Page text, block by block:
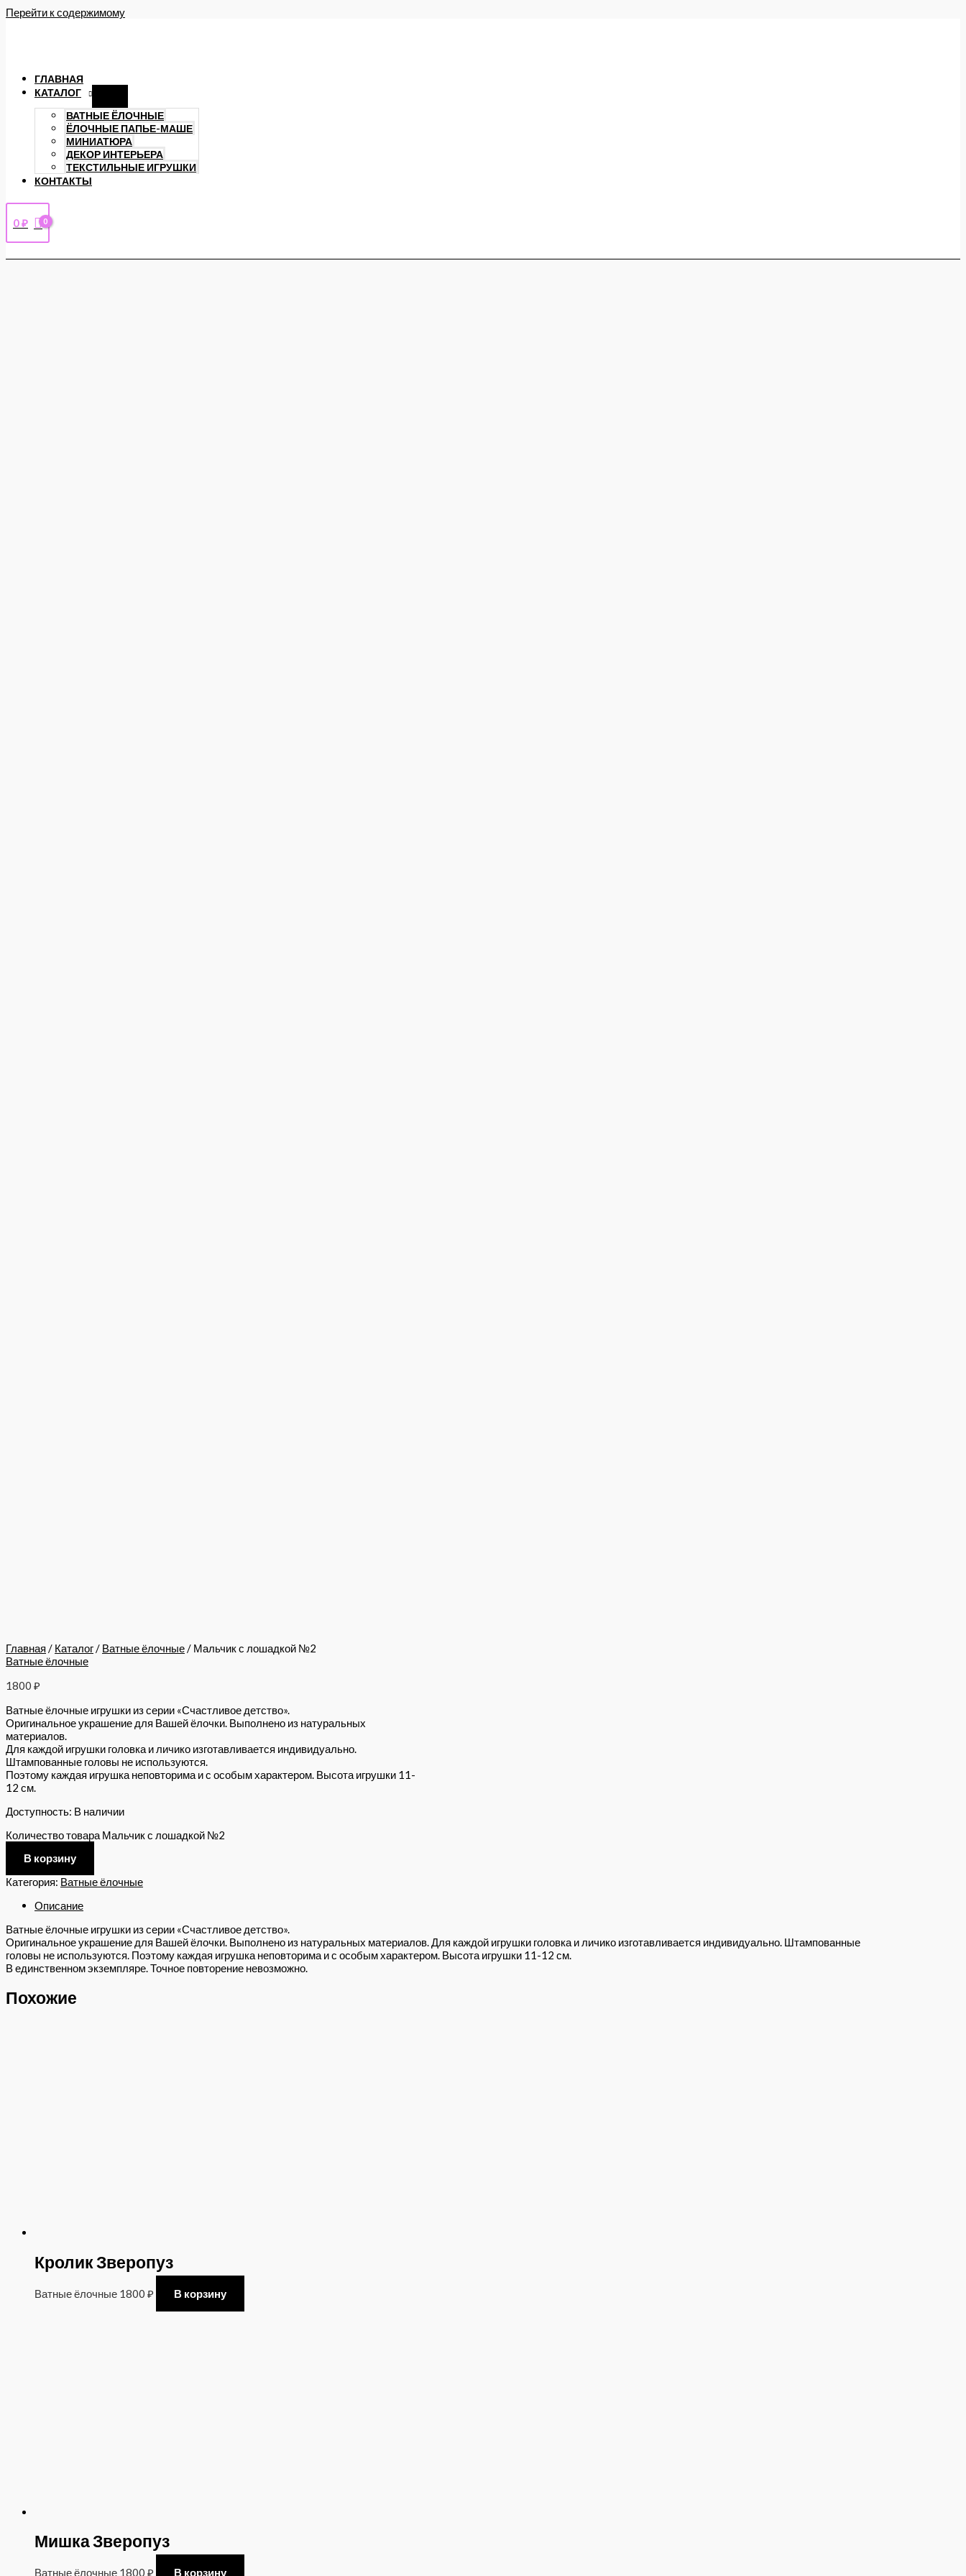
Перейти к содержимому
ГЛАВНАЯ
КАТАЛОГ
ВАТНЫЕ ЁЛОЧНЫЕ
ЁЛОЧНЫЕ ПАПЬЕ-МАШЕ
МИНИАТЮРА
ДЕКОР ИНТЕРЬЕРА
ТЕКСТИЛЬНЫЕ ИГРУШКИ
КОНТАКТЫ
0₽
Главная / Каталог/ Ватные ёлочные/ Мальчик с лошадкой №2
Ватные ёлочные
1800 ₽
Ватные ёлочные игрушки из серии «Счастливое детство».
Оригинальное украшение для Вашей ёлочки. Выполнено из натуральных
материалов.
Для каждой игрушки головка и личико изготавливается индивидуально.
Штампованные головы не используются.
Поэтому каждая игрушка неповторима и с особым характером. Высота игрушки 11-
12 см.
Доступность: В наличии
Количество товара Мальчик с лошадкой №2
В корзину
Категория: Ватные ёлочные
Описание
Ватные ёлочные игрушки из серии «Счастливое детство».
Оригинальное украшение для Вашей ёлочки. Выполнено из натуральных материалов. Для каждой игрушки головка и личико изготавливается индивидуально. Штампованные
головы не используются. Поэтому каждая игрушка неповторима и с особым характером. Высота игрушки 11-12 см.
В единственном экземпляре. Точное повторение невозможно.
Похожие
Кролик Зверопуз
Ватные ёлочные 1800 ₽ В корзину
Мишка Зверопуз
Ватные ёлочные 1800 ₽ В корзину